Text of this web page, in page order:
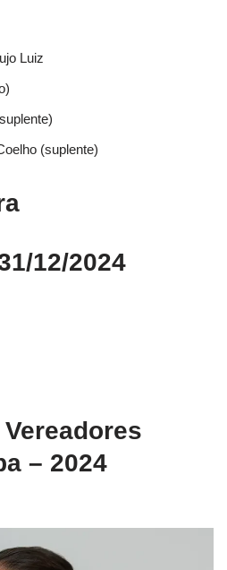
Luiz​
(suplente)​
12/2024
– 2024